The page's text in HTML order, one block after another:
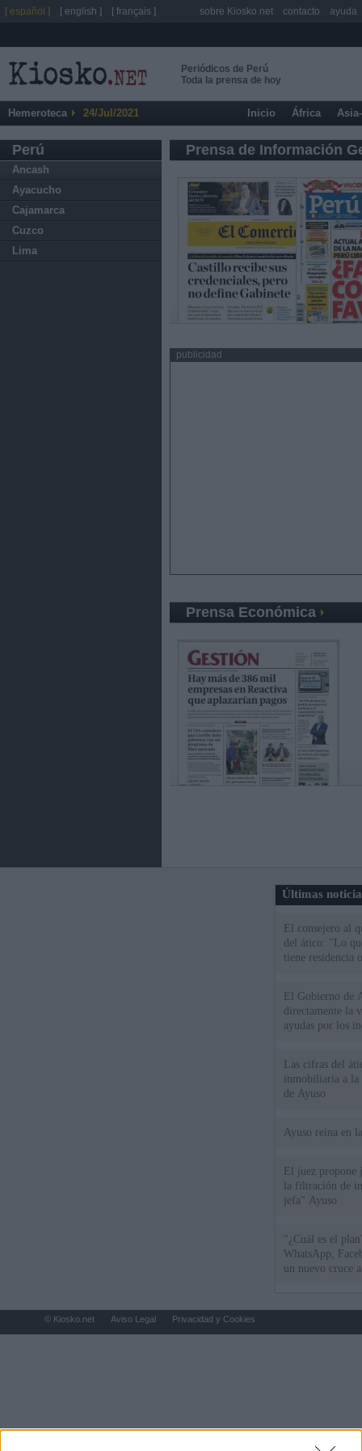
Periódicos de Perú
Toda la prensa de hoy
Hemeroteca 24/Jul/2021 Inicio África
Perú
Ancash
Ayacucho
Cajamarca
Cuzco
Lima
Prensa de Información
publicidad
Prensa Económica
Últimas
El consejero al
del ático: "Lo
tiene residencia
El Gobierno de
directamente la
ayudas por los
Las cifras del
inmobiliaria a la
de Ayuso
Ayuso reina en
El juez propone
la filtración de
jefa" Ayuso
"¿Cuál es el
WhatsApp,
un nuevo cruce
[ español ] [ english ] [ français ] sobre Kiosko.net contacto ayuda
© Kiosko.net Aviso Legal Privacidad y Cookies